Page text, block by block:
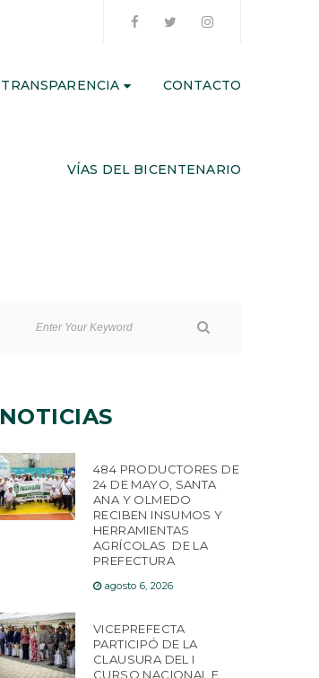
TRANSPARENCIA CONTACTO
VÍAS DEL BICENTENARIO
NOTICIAS
484 PRODUCTORES DE
24 DE MAYO, SANTA
ANA Y OLMEDO
RECIBEN INSUMOS Y
HERRAMIENTAS
AGRÍCOLAS DE LA
PREFECTURA
agosto 6, 2026
VICEPREFECTA
PARTICIPÓ DE LA
CLAUSURA DEL I
CURSO NACIONAL E